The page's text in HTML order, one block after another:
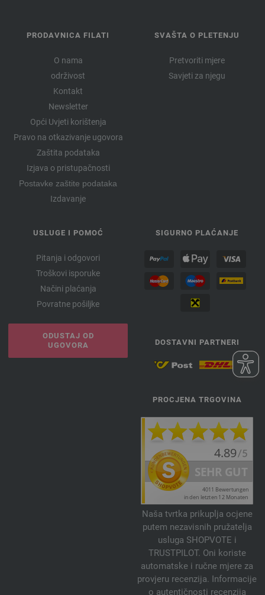
PRODAVNICA FILATI
O nama
održivost
Kontakt
Newsletter
Opći Uvjeti korištenja
Pravo na otkazivanje ugovora
Zaštita podataka
Izjava o pristupačnosti
Postavke zaštite podataka
Izdavanje
SVAŠTA O PLETENJU
Pretvoriti mjere
Savjeti za njegu
USLUGE I POMOĆ
Pitanja i odgovori
Troškovi isporuke
Načini plaćanja
Povratne pošiljke
ODUSTAJ OD
UGOVORA
SIGURNO PLAĆANJE
DOSTAVNI PARTNERI
PROCJENA TRGOVINA
Naša tvrtka prikuplja ocjene
putem nezavisnih pružatelja
usluga SHOPVOTE i
TRUSTPILOT. Oni koriste
automatske i ručne mjere za
provjeru recenzija. Informacije
o autentičnosti recenzija